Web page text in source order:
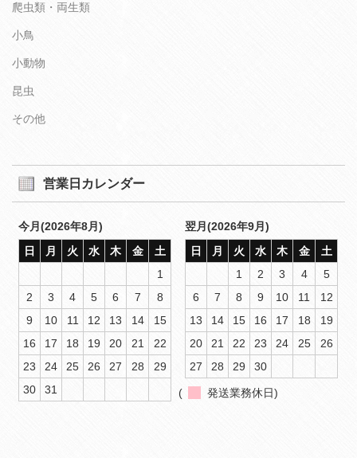
爬虫類・両生類
小鳥
小動物
昆虫
その他
営業日カレンダー
今月(2026年8月)
日
月 火 水 木 金
土
1
2
3 4 5 6 7
8
9
10 11 12 13 14
15
16
17 18 19 20 21
22
23
24 25 26 27 28
29
30
31
翌月(2026年9月)
日
月 火 水 木 金
土
1
2 3 4
5
6
7 8 9 10 11
12
13
14 15 16 17 18
19
20
21 22 23 24 25
26
27
28 29 30
( 発送業務休日)